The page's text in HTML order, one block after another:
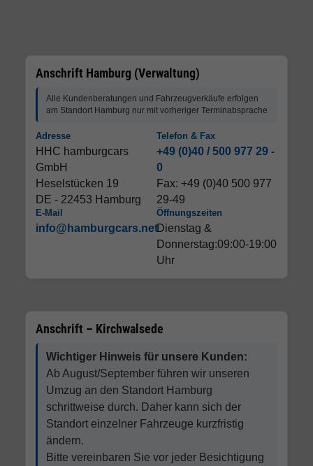
Anschrift Hamburg (Verwaltung)
Alle Kundenberatungen und Fahrzeugverkäufe erfolgen
am Standort Hamburg nur mit vorheriger Terminabsprache
Adresse
HHC hamburgcars
GmbH
Heselstücken 19
DE - 22453 Hamburg
Telefon & Fax
+49 (0)40 / 500 977 29 -
0
Fax: +49 (0)40 500 977
29-49
E-Mail
info@hamburgcars.net
Öffnungszeiten
Dienstag &
Donnerstag:09:00-19:00
Uhr
Anschrift – Kirchwalsede
Wichtiger Hinweis für unsere Kunden:
Ab August/September führen wir unseren
Umzug an den Standort Hamburg
schrittweise durch. Daher kann sich der
Standort einzelner Fahrzeuge kurzfristig
ändern.
Bitte vereinbaren Sie vor jeder Besichtigung